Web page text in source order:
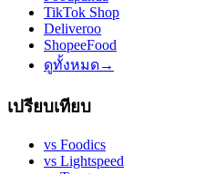
TikTok Shop
Deliveroo
ShopeeFood
ดูทั้งหมด→
เปรียบเทียบ
vs Foodics
vs Lightspeed